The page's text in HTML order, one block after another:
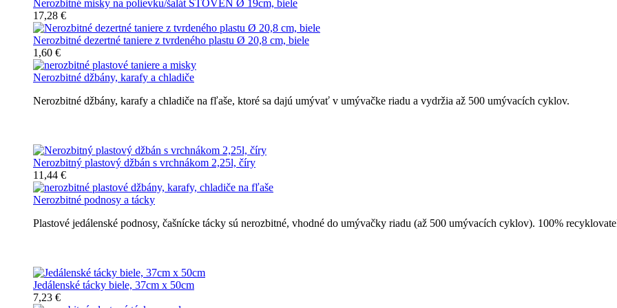
Nerozbitné misky na polievku/šalát STOVEN Ø 19cm, biele
17,28 €
Nerozbitné dezertné taniere z tvrdeného plastu Ø 20,8 cm, biele
1,60 €
Nerozbitné džbány, karafy a chladiče
Nerozbitné džbány, karafy a chladiče na fľaše, ktoré sa dajú umývať v umývačke riadu a vydržia až 500 umývacích cyklov.
Nerozbitný plastový džbán s vrchnákom 2,25l, číry
11,44 €
Nerozbitné podnosy a tácky
Plastové jedálenské podnosy, čašnícke tácky sú nerozbitné, vhodné do umývačky riadu (až 500 umývacích cyklov). 100%
Jedálenské tácky biele, 37cm x 50cm
7,23 €